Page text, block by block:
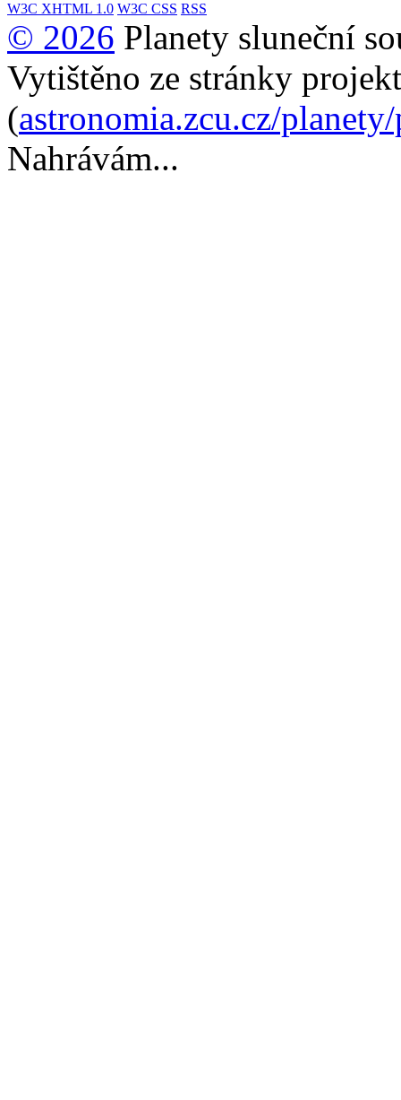
W3C XHTML 1.0 W3C CSS RSS
© 2026 Planety sluneční
Vytištěno ze stránky
(astronomia.zcu.cz/
Nahrávám...